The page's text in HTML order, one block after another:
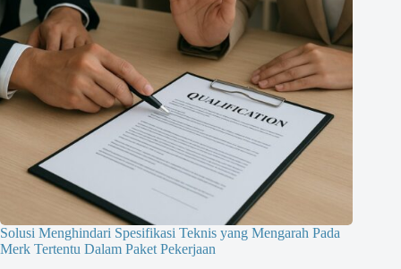
Solusi Menghindari Spesifikasi Teknis yang Mengarah Pada
Merk Tertentu Dalam Paket Pekerjaan